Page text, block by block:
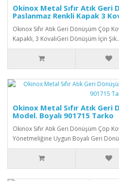
Okinox Metal Sıfır Atık Geri
Paslanmaz Renkli Kapak 3
Okinox Sıfır Atık Geri Dönüşüm Çöp
Kapaklı, 3 KovalıGeri Dönüşüm İçin Şık..
Okinox Metal Sıfır Atık Geri
Model. Boyalı 901715 Tarko
Okinox Sıfır Atık Geri Dönüşüm Çöp
Yönetmeliğine Uygun Boyalı Geri